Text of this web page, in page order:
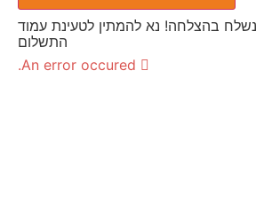
בהצלחה! נא להמתין לטעינת עמוד
התשלום
An error occured.